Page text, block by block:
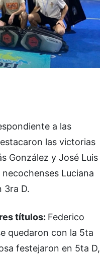
a las
las victorias
González y José Luis
Luciana
3ra D.
títulos: Federico
quedaron con la 5ta
festejaron en 5ta D,